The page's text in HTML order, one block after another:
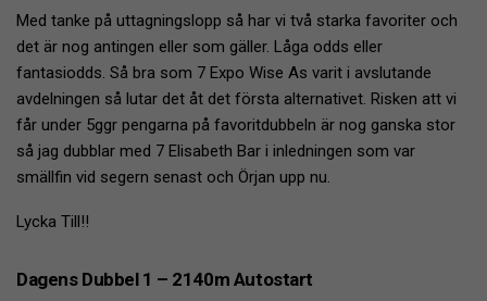
Med tanke på uttagningslopp så har vi två starka favoriter och
det är nog antingen eller som gäller. Låga odds eller
fantasiodds. Så bra som 7 Expo Wise As varit i avslutande
avdelningen så lutar det åt det första alternativet. Risken att vi
får under 5ggr pengarna på favoritdubbeln är nog ganska stor
så jag dubblar med 7 Elisabeth Bar i inledningen som var
smällfin vid segern senast och Örjan upp nu.
Lycka Till!!
Dagens Dubbel 1 – 2140m Autostart